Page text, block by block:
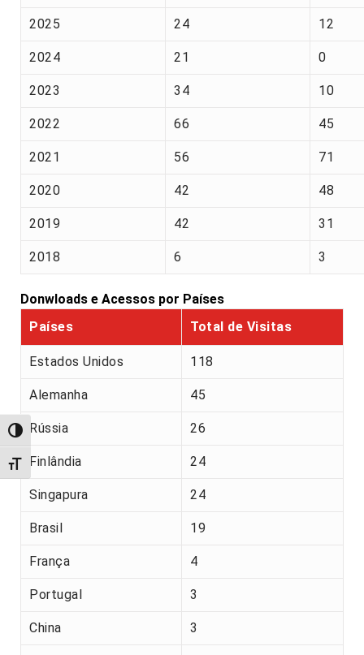
Alternar alto contraste
Alternar tamanho da fonte
2025 24 12
2024 21 0
2023 34 10
2022 66 45
2021 56 71
2020 42 48
2019 42 31
2018 6 3
Donwloads e Acessos por Países
Países
Total de Visitas
Estados Unidos 118
Alemanha 45
Rússia 26
Finlândia 24
Singapura 24
Brasil 19
França 4
Portugal 3
China 3